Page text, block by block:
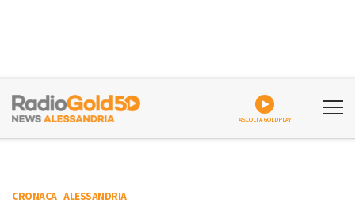
ASCOLTA GOLDPLAY
CRONACA-ALESSANDRIA